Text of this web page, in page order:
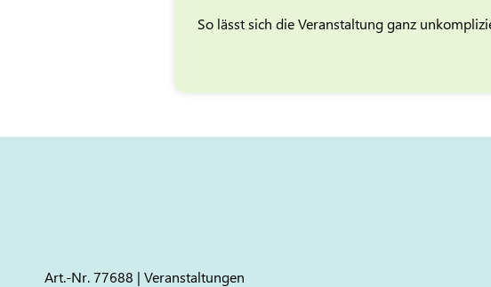
So lässt sich die Veranstaltung ganz
Art.-Nr. 77688 | Veranstaltungen